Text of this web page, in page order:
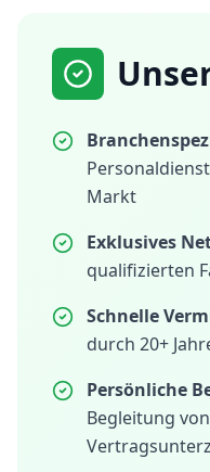
Markt
Exklusives
qualifizierten
Schnelle
durch 20+
Persönliche
Begleitung